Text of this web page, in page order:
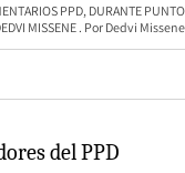
PPD, DURANTE PUNTO
MISSENE
Dedvi Missene
del PPD